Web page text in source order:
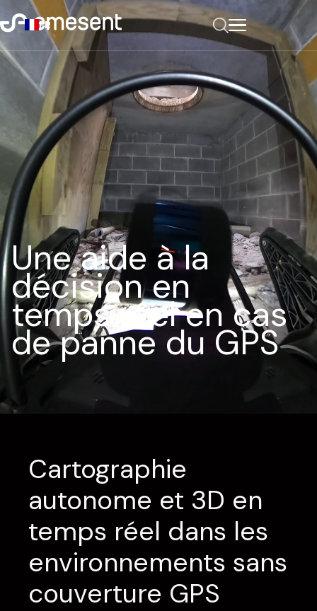
Une aide à la
décision en
temps réel en cas
de panne du GPS
Cartographie
autonome et 3D en
temps réel dans les
environnements sans
couverture GPS
FR